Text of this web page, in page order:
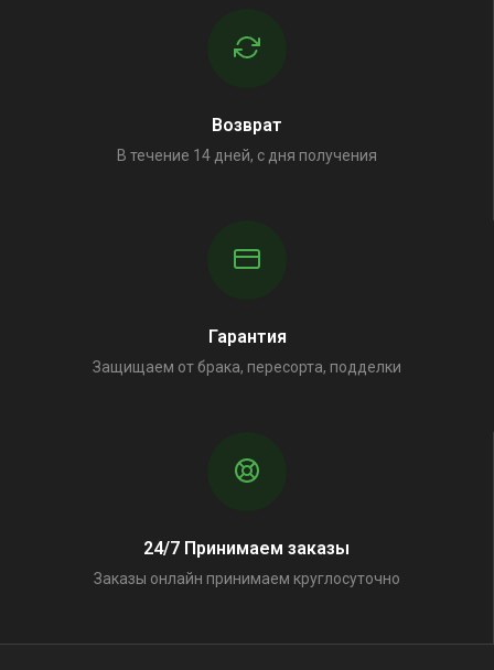
Возврат
В течение 14 дней, с дня получения
Гарантия
Защищаем от брака, пересорта, подделки
24/7 Принимаем заказы
Заказы онлайн принимаем круглосуточно